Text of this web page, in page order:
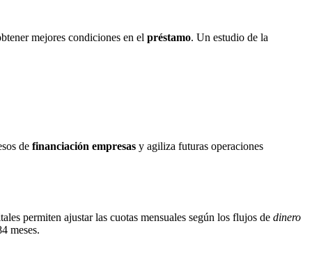
mejores condiciones en el préstamo. Un estudio de la
de financiación empresas y agiliza futuras operaciones
permiten ajustar las cuotas mensuales según los flujos de dinero
meses.